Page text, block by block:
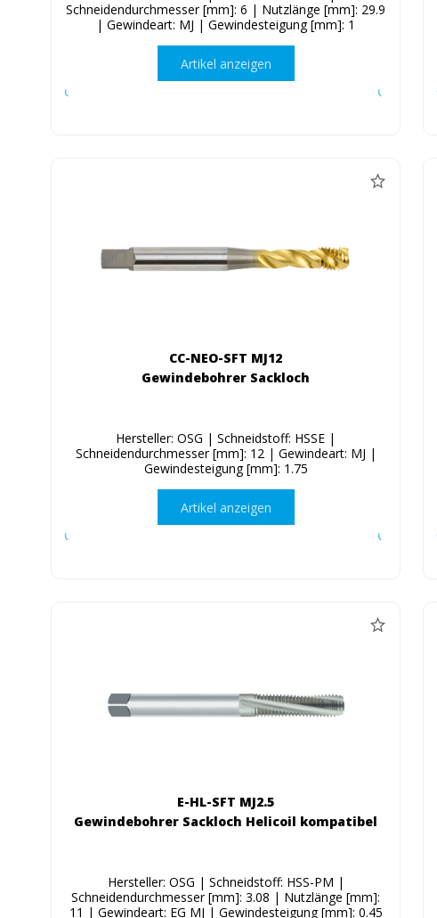
Schneidendurchmesser [mm]: 6 | Nutzlänge [mm]: 29.9
| Gewindeart: MJ | Gewindesteigung [mm]: 1
Artikel anzeigen
CC-NEO-SFT MJ12
Gewindebohrer Sackloch
Hersteller: OSG | Schneidstoff: HSSE |
Schneidendurchmesser [mm]: 12 | Gewindeart: MJ |
Gewindesteigung [mm]: 1.75
Artikel anzeigen
E-HL-SFT MJ2.5
Gewindebohrer Sackloch Helicoil kompatibel
Hersteller: OSG | Schneidstoff: HSS-PM |
Schneidendurchmesser [mm]: 3.08 | Nutzlänge [mm]:
11 | Gewindeart: EG MJ | Gewindesteigung [mm]: 0.45